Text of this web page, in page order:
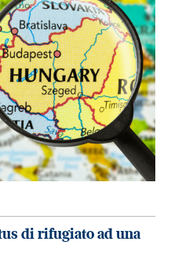
di rifugiato ad una